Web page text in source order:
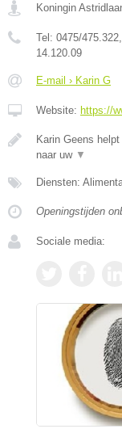
Koningin
Tel: 0475/475.322
14.120.09
E-mail › Karin G
Website: https://
Karin Geens
naar uw ▼
Diensten:
Openingstijden
Sociale media: